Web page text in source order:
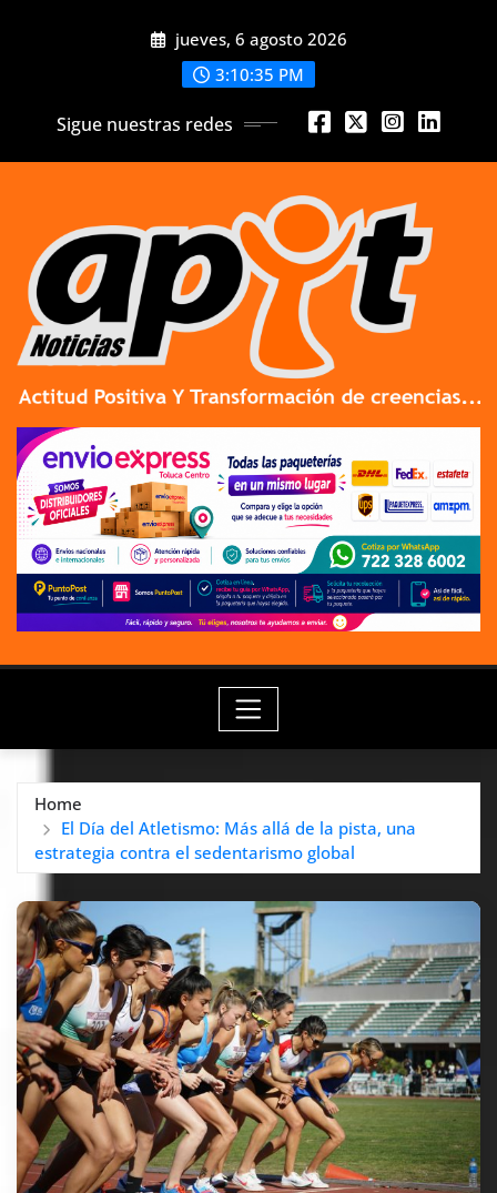
jueves, 6 agosto 2026
3:10:36 PM
Sigue nuestras redes
Home
El Día del Atletismo: Más allá de la pista, una
estrategia contra el sedentarismo global